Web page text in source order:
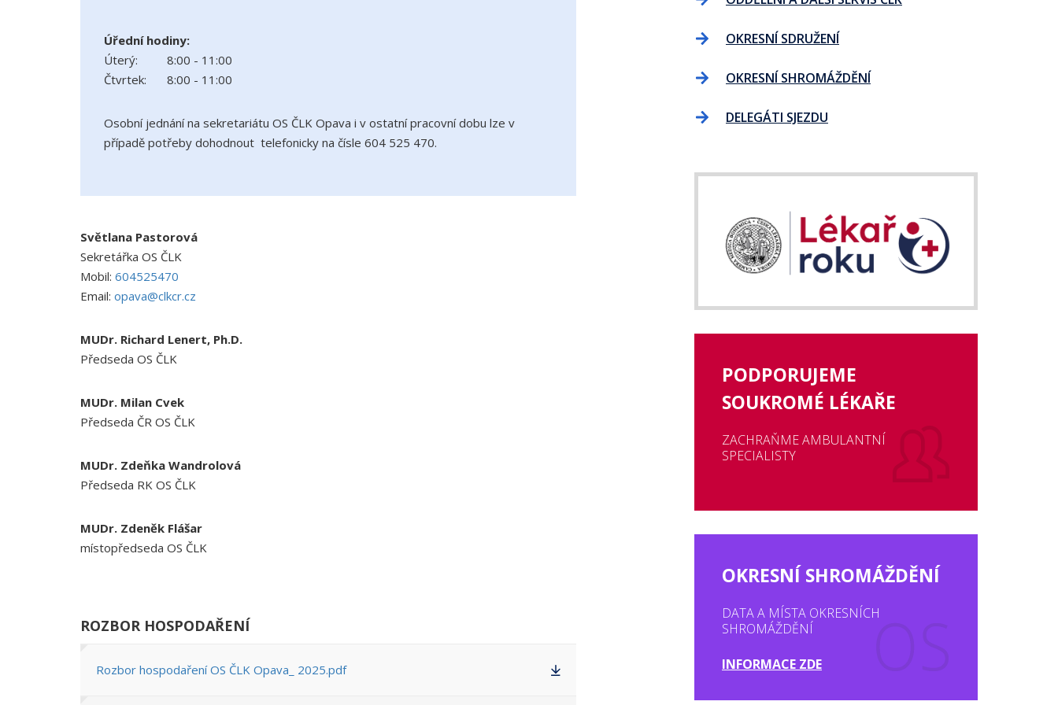
Úřední hodiny:
Úterý:
8:00 - 11:00
Čtvrtek:
8:00 - 11:00
Osobní jednání na sekretariátu OS ČLK Opava i v ostatní pracovní dobu lze v
případě potřeby dohodnout telefonicky na čísle 604 525 470.
Světlana Pastorová
Sekretářka OS ČLK
Mobil: 604525470
Email: opava@clkcr.cz
MUDr. Richard Lenert, Ph.D.
Předseda OS ČLK
MUDr. Milan Cvek
Předseda ČR OS ČLK
MUDr. Zdeňka Wandrolová
Předseda RK OS ČLK
MUDr. Zdeněk Flášar
místopředseda OS ČLK
ROZBOR HOSPODAŘENÍ
Rozbor hospodaření OS ČLK Opava_ 2025.pdf
OKRESNÍ SDRUŽENÍ
OKRESNÍ SHROMÁŽDĚNÍ
DELEGÁTI SJEZDU
PODPORUJEME
SOUKROMÉ LÉKAŘE
ZACHRAŇME AMBULANTNÍ
SPECIALISTY
OKRESNÍ SHROMÁŽDĚNÍ
DATA A MÍSTA OKRESNÍCH
SHROMÁŽDĚNÍ
INFORMACE ZDE